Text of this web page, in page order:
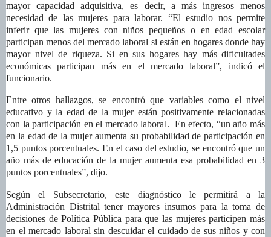
mayor capacidad adquisitiva, es decir, a más ingresos menos
necesidad de las mujeres para laborar. “El estudio nos permite
inferir que las mujeres con niños pequeños o en edad escolar
participan menos del mercado laboral si están en hogares donde hay
mayor nivel de riqueza. Si en sus hogares hay más dificultades
económicas participan más en el mercado laboral”, indicó el
funcionario.
Entre otros hallazgos, se encontró que variables como el nivel
educativo y la edad de la mujer están positivamente relacionadas
con la participación en el mercado laboral. En efecto, “un año más
en la edad de la mujer aumenta su probabilidad de participación en
1,5 puntos porcentuales. En el caso del estudio, se encontró que un
año más de educación de la mujer aumenta esa probabilidad en 3
puntos porcentuales”, dijo.
Según el Subsecretario, este diagnóstico le permitirá a la
Administración Distrital tener mayores insumos para la toma de
decisiones de Política Pública para que las mujeres participen más
en el mercado laboral sin descuidar el cuidado de sus niños y con